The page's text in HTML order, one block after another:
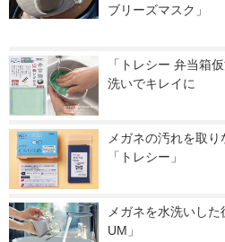
ブリーズマスク」
「トレシー 弁当箱
洗いでキレイに
メガネの汚れを取
「トレシー」
メガネを水洗いし
UM」